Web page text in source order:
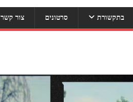
בתקשורת סרטונים צור קשר